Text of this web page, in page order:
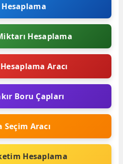
Hesaplama
Hesaplama
Aracı
Boru Çapları
Seçim Aracı
Hesaplama